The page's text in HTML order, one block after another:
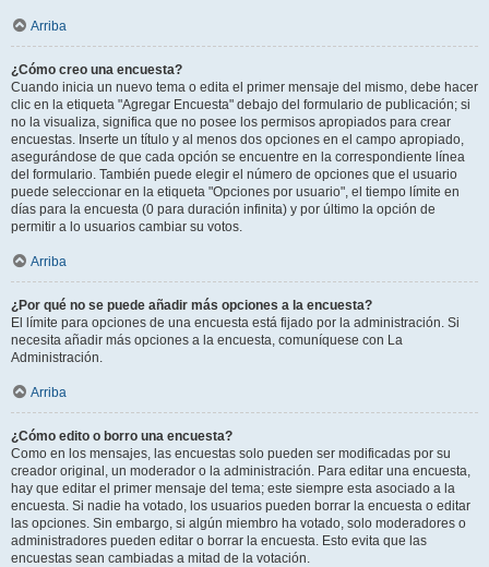
Arriba
¿Cómo creo una encuesta?
Cuando inicia un nuevo tema o edita el primer mensaje del mismo, debe hacer
clic en la etiqueta "Agregar Encuesta" debajo del formulario de publicación; si
no la visualiza, significa que no posee los permisos apropiados para crear
encuestas. Inserte un título y al menos dos opciones en el campo apropiado,
asegurándose de que cada opción se encuentre en la correspondiente línea
del formulario. También puede elegir el número de opciones que el usuario
puede seleccionar en la etiqueta "Opciones por usuario", el tiempo límite en
días para la encuesta (0 para duración infinita) y por último la opción de
permitir a lo usuarios cambiar su votos.
Arriba
¿Por qué no se puede añadir más opciones a la encuesta?
El límite para opciones de una encuesta está fijado por la administración. Si
necesita añadir más opciones a la encuesta, comuníquese con La
Administración.
Arriba
¿Cómo edito o borro una encuesta?
Como en los mensajes, las encuestas solo pueden ser modificadas por su
creador original, un moderador o la administración. Para editar una encuesta,
hay que editar el primer mensaje del tema; este siempre esta asociado a la
encuesta. Si nadie ha votado, los usuarios pueden borrar la encuesta o editar
las opciones. Sin embargo, si algún miembro ha votado, solo moderadores o
administradores pueden editar o borrar la encuesta. Esto evita que las
encuestas sean cambiadas a mitad de la votación.